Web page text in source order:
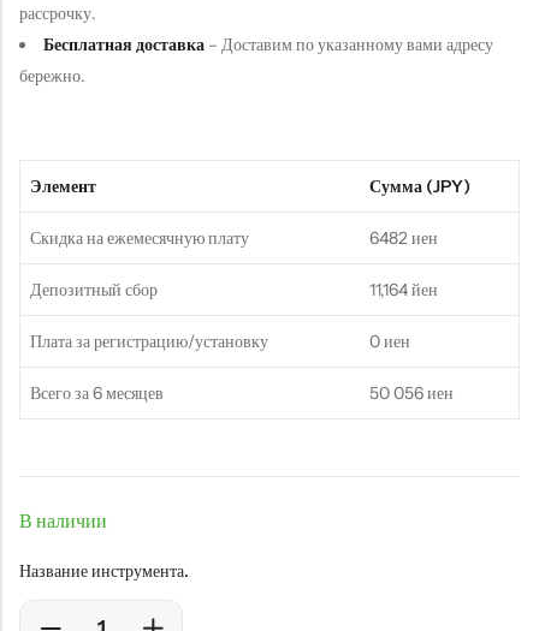
рассрочку.
Бесплатная доставка – Доставим по указанному вами адресу
бережно.
Элемент Сумма (JPY)
Скидка на ежемесячную плату 6482 иен
Депозитный сбор 11,164 йен
Плата за регистрацию/установку 0 иен
Всего за 6 месяцев 50 056 иен
В наличии
Название инструмента.